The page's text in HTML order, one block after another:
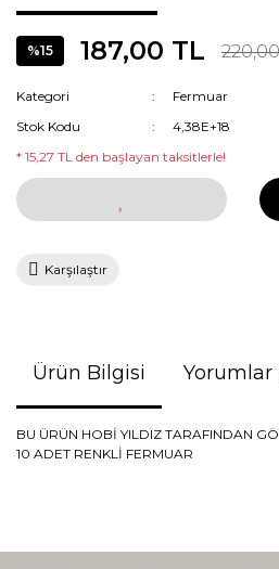
%15 187,00 TL
Kategori
Fermuar
Stok Kodu
4,38E+18
* 15,27 TL den başlayan taksitlerle!
Karşılaştır
Ürün Bilgisi Yorumlar
BU ÜRÜN HOBİ YILDIZ TARAFINDAN
10 ADET RENKLİ FERMUAR
konularda yetersiz gördüğünüz